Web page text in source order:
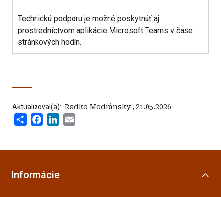
Technickú podporu je možné poskytnúť aj
prostredníctvom aplikácie Microsoft Teams v čase
stránkových hodín.
Aktualizoval(a): ‍ Radko Modránsky, 21.05.2026
Share FacebookLinkedIn
Informácie